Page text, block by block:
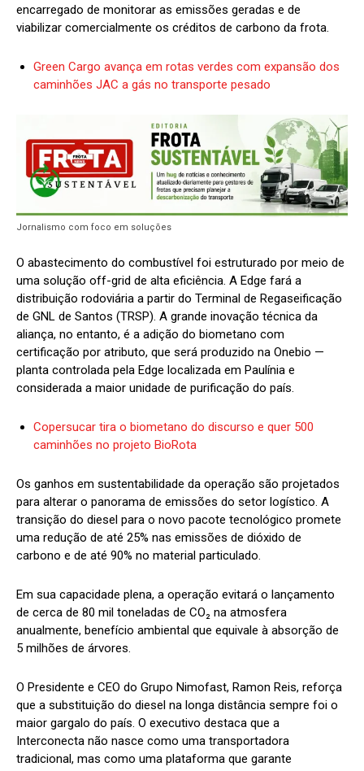
encarregado de monitorar as emissões geradas e de
viabilizar comercialmente os créditos de carbono da frota.
Green Cargo avança em rotas verdes com expansão dos
caminhões JAC a gás no transporte pesado
Jornalismo com foco em soluções
O abastecimento do combustível foi estruturado por meio de
uma solução off-grid de alta eficiência. A Edge fará a
distribuição rodoviária a partir do Terminal de Regaseificação
de GNL de Santos (TRSP). A grande inovação técnica da
aliança, no entanto, é a adição do biometano com
certificação por atributo, que será produzido na Onebio —
planta controlada pela Edge localizada em Paulínia e
considerada a maior unidade de purificação do país.
Copersucar tira o biometano do discurso e quer 500
caminhões no projeto BioRota
Os ganhos em sustentabilidade da operação são projetados
para alterar o panorama de emissões do setor logístico. A
transição do diesel para o novo pacote tecnológico promete
uma redução de até 25% nas emissões de dióxido de
carbono e de até 90% no material particulado.
Em sua capacidade plena, a operação evitará o lançamento
de cerca de 80 mil toneladas de CO₂ na atmosfera
anualmente, benefício ambiental que equivale à absorção de
5 milhões de árvores.
O Presidente e CEO do Grupo Nimofast, Ramon Reis, reforça
que a substituição do diesel na longa distância sempre foi o
maior gargalo do país. O executivo destaca que a
Interconecta não nasce como uma transportadora
tradicional, mas como uma plataforma que garante